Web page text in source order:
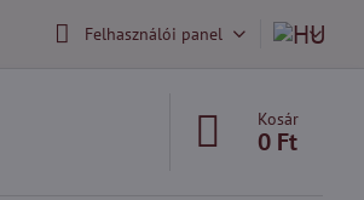
Felhasználói panel
Kosár
0 Ft